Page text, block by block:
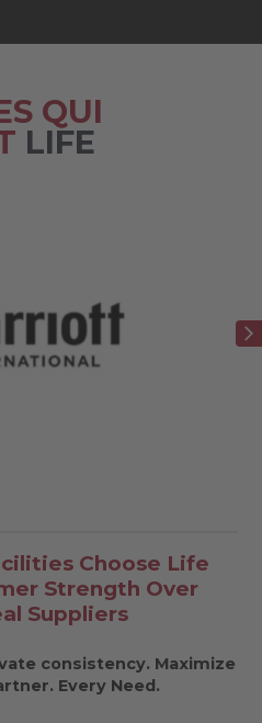
QUI
LIFE
Choose Life
Strength Over
Suppliers
consistency. Maximize
Every Need.